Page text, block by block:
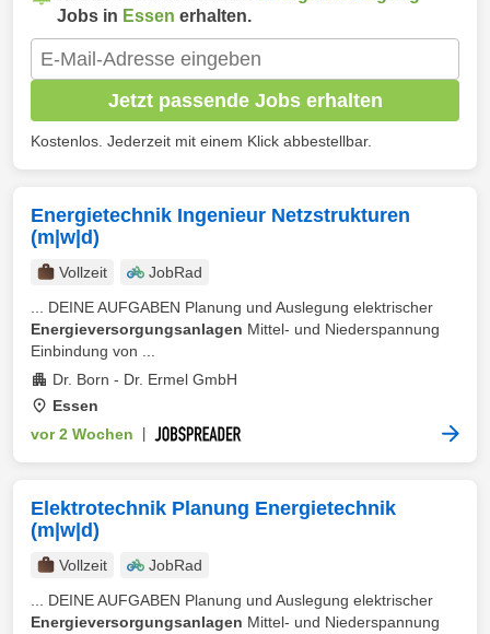
Jobs in Essen erhalten.
Jetzt passende Jobs erhalten
Kostenlos. Jederzeit mit einem Klick abbestellbar.
Energietechnik Ingenieur Netzstrukturen
(m|w|d)
Vollzeit
JobRad
... DEINE AUFGABEN Planung und Auslegung elektrischer
Energieversorgungsanlagen Mittel‑ und Niederspannung
Einbindung von ...
Dr. Born - Dr. Ermel GmbH
Essen
vor 2 Wochen
Elektrotechnik Planung Energietechnik
(m|w|d)
Vollzeit
JobRad
... DEINE AUFGABEN Planung und Auslegung elektrischer
Energieversorgungsanlagen Mittel‑ und Niederspannung